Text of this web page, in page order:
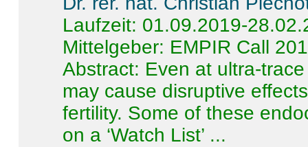
Laufzeit: 01.09.2019-
Mittelgeber: EMPIR Call
Abstract: Even at ultra-
may cause disruptive
fertility. Some of these
on a ‘Watch List’ ...